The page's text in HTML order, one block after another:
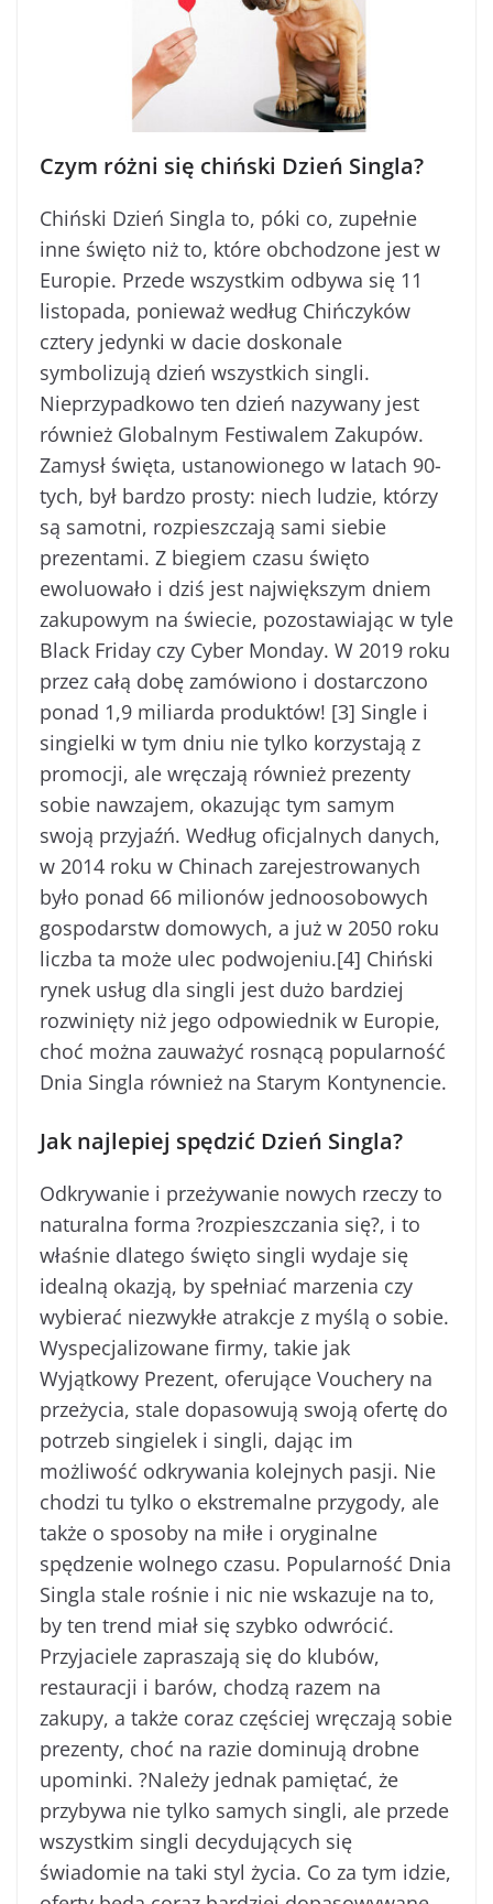
Czym różni się chiński Dzień Singla?
Chiński Dzień Singla to, póki co, zupełnie
inne święto niż to, które obchodzone jest w
Europie. Przede wszystkim odbywa się 11
listopada, ponieważ według Chińczyków
cztery jedynki w dacie doskonale
symbolizują dzień wszystkich singli.
Nieprzypadkowo ten dzień nazywany jest
również Globalnym Festiwalem Zakupów.
Zamysł święta, ustanowionego w latach 90-
tych, był bardzo prosty: niech ludzie, którzy
są samotni, rozpieszczają sami siebie
prezentami. Z biegiem czasu święto
ewoluowało i dziś jest największym dniem
zakupowym na świecie, pozostawiając w tyle
Black Friday czy Cyber Monday. W 2019 roku
przez całą dobę zamówiono i dostarczono
ponad 1,9 miliarda produktów! [3] Single i
singielki w tym dniu nie tylko korzystają z
promocji, ale wręczają również prezenty
sobie nawzajem, okazując tym samym
swoją przyjaźń. Według oficjalnych danych,
w 2014 roku w Chinach zarejestrowanych
było ponad 66 milionów jednoosobowych
gospodarstw domowych, a już w 2050 roku
liczba ta może ulec podwojeniu.[4] Chiński
rynek usług dla singli jest dużo bardziej
rozwinięty niż jego odpowiednik w Europie,
choć można zauważyć rosnącą popularność
Dnia Singla również na Starym Kontynencie.
Jak najlepiej spędzić Dzień Singla?
Odkrywanie i przeżywanie nowych rzeczy to
naturalna forma ?rozpieszczania się?, i to
właśnie dlatego święto singli wydaje się
idealną okazją, by spełniać marzenia czy
wybierać niezwykłe atrakcje z myślą o sobie.
Wyspecjalizowane firmy, takie jak
Wyjątkowy Prezent, oferujące Vouchery na
przeżycia, stale dopasowują swoją ofertę do
potrzeb singielek i singli, dając im
możliwość odkrywania kolejnych pasji. Nie
chodzi tu tylko o ekstremalne przygody, ale
także o sposoby na miłe i oryginalne
spędzenie wolnego czasu. Popularność Dnia
Singla stale rośnie i nic nie wskazuje na to,
by ten trend miał się szybko odwrócić.
Przyjaciele zapraszają się do klubów,
restauracji i barów, chodzą razem na
zakupy, a także coraz częściej wręczają sobie
prezenty, choć na razie dominują drobne
upominki. ?Należy jednak pamiętać, że
przybywa nie tylko samych singli, ale przede
wszystkim singli decydujących się
świadomie na taki styl życia. Co za tym idzie,